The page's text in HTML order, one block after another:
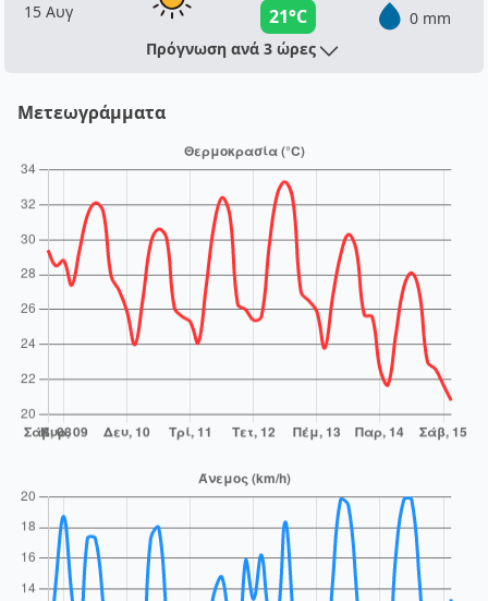
15 Αυγ
21°C
0 mm
Πρόγνωση ανά 3 ώρες
Μετεωγράμματα